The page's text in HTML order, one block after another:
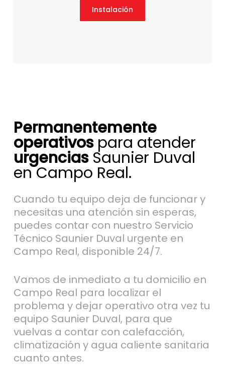
Instalación
Permanentemente
operativospara atender
urgenciasSaunier Duval
en Campo Real.
Cuando tu equipo deja de funcionar y
necesitas una atención sin esperas,
puedes contar con nuestro Servicio
Técnico Saunier Duval urgente en
Campo Real, disponible 24/7.
Vamos de inmediato a tu domicilio en
Campo Real para localizar el
problema y dejar operativo otra vez tu
equipo Saunier Duval, para que
vuelvas a contar con calefacción,
climatización y agua caliente sanitaria
cuanto antes.